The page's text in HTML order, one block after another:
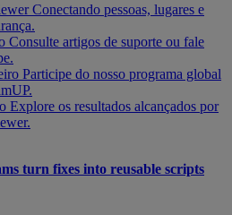
Conectando pessoas, lugares e
Consulte artigos de suporte ou fale
Participe do nosso programa global
Explore os resultados alcançados por
turn fixes into reusable scripts